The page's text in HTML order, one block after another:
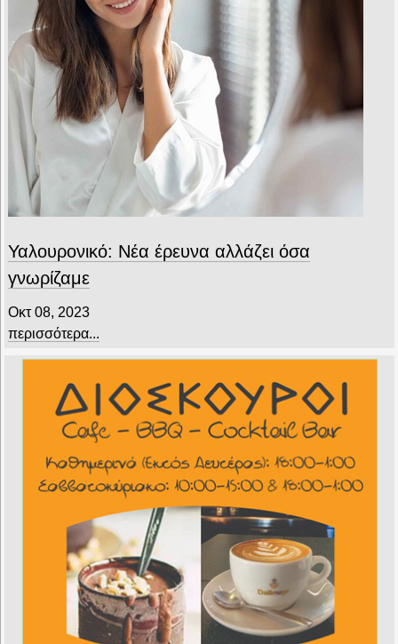
Υαλουρονικό: Νέα έρευνα αλλάζει όσα
γνωρίζαμε
Οκτ 08, 2023
περισσότερα...